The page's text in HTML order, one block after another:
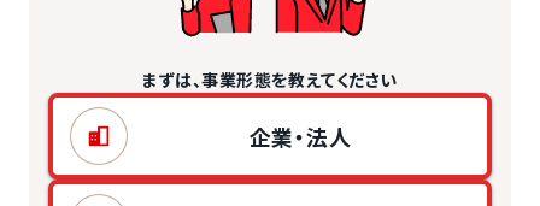
まずは、事業形態を教えてください
企業・法人